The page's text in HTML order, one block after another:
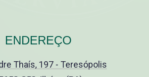
ENDEREÇO
Thaís, 197 - Teresópolis